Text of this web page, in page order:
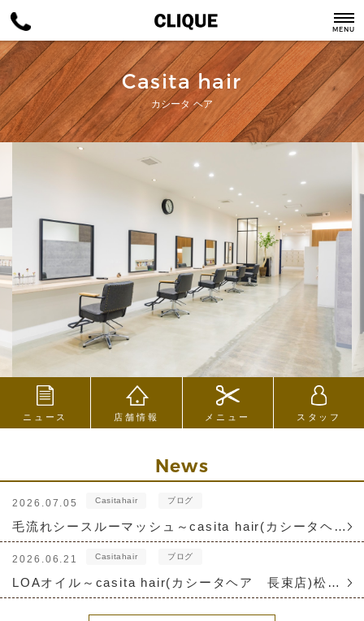
MENU
Casita hair
カシータ ヘア
ニュース 店舗情報 メニュー スタッフ
News
2026.07.05 Casitahair ブログ
毛流れシースルーマッシュ～casita hair(カシータヘア 長束店)小野 永貴ブログ
2026.06.21 Casitahair ブログ
LOAオイル～casita hair(カシータヘア 長束店)松崎 璃城ブログ